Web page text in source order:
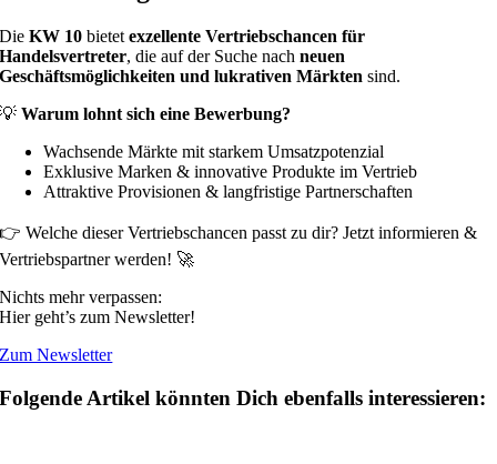
DieKW 10 bietetexzellente Vertriebschancen für
Handelsvertreter, die auf der Suche nachneuen
Geschäftsmöglichkeiten und lukrativen Märkten sind.
💡Warum lohnt sich eine Bewerbung?
Wachsende Märkte mit starkem Umsatzpotenzial
Exklusive Marken & innovative Produkte im Vertrieb
Attraktive Provisionen & langfristige Partnerschaften
👉 Welche dieser Vertriebschancen passt zu dir? Jetzt informieren &
Vertriebspartner werden! 🚀
Nichts mehr verpassen:
Hier geht’s zum Newsletter!
Zum Newsletter
Folgende Artikel könnten Dich ebenfalls interessieren: